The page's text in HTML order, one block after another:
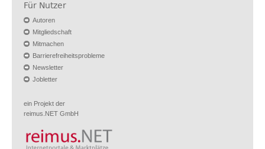
Für Nutzer
Autoren
Mitgliedschaft
Mitmachen
Barrierefreiheitsprobleme
Newsletter
Jobletter
ein Projekt der
reimus.NET GmbH